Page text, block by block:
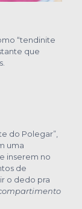
“tendinite
que
do Polegar”,
uma
inserem no
de
o dedo pra
compartimento